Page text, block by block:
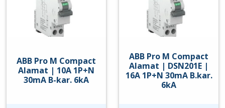
ABB Pro M Compact
Alamat | 10A 1P+N
30mA B-kar. 6kA
ABB Pro M Compact
Alamat | DSN201E |
16A 1P+N 30mA B.kar.
6kA